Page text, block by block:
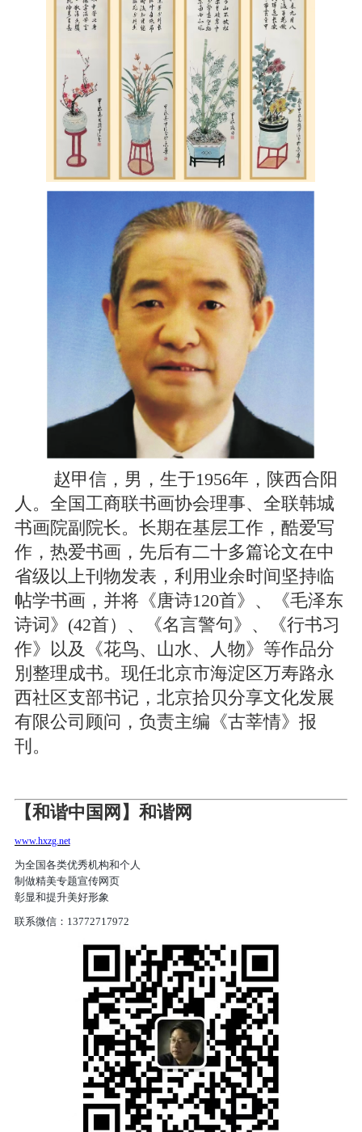
赵甲信，男，生于1956年，陕西合阳
人。全国工商联书画协会理事、全联韩城
书画院副院长。长期在基层工作，酷爱写
作，热爱书画，先后有二十多篇论文在中
省级以上刊物发表，利用业余时间坚持临
帖学书画，并将《唐诗120首》、《毛泽东
诗词》(42首）、《名言警句》、《行书习
作》以及《花鸟、山水、人物》等作品分
別整理成书。现任北京市海淀区万寿路永
西社区支部书记，北京拾贝分享文化发展
有限公司顾问，负责主编《古莘情》报
刊。
【和谐中国网】和谐网
www.hxzg.net
为全国各类优秀机构和个人
制做精美专题宣传网页
彰显和提升美好形象
联系微信：13772717972